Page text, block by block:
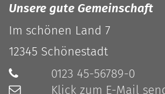
Unsere gute Gemeinschaft
Im schönen Land 7
12345 Schönestadt
0123 45-56789-0
Klick zum E-Mail